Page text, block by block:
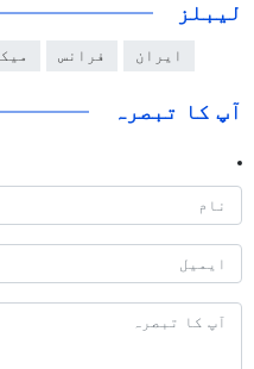
لیبلز
ایران فرانس
آپ کا تبصرہ